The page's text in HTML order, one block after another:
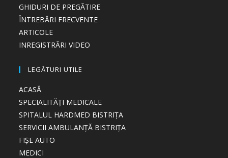
GHIDURI DE PREGĂTIRE
ÎNTREBĂRI FRECVENTE
ARTICOLE
INREGISTRĂRI VIDEO
LEGĂTURI UTILE
ACASĂ
SPECIALITĂȚI MEDICALE
SPITALUL HARDMED BISTRIȚA
SERVICII AMBULANȚĂ BISTRIȚA
FIȘE AUTO
MEDICI